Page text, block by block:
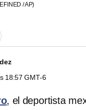
/ AP)
18:57 GMT-6
, el deportista